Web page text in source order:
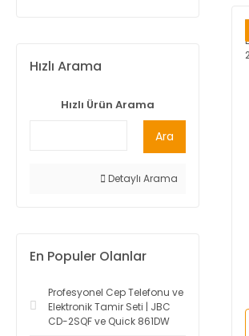
Xiaomi (1)
Hızlı Arama
Hızlı Ürün Arama
Ara
Detaylı Arama
En Populer Olanlar
Profesyonel Cep Telefonu ve
Elektronik Tamir Seti | JBC
CD-2SQF ve Quick 861DW